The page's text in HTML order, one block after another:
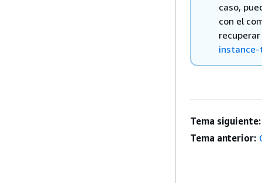
caso,
con el
Tema siguiente:
Tema anterior: